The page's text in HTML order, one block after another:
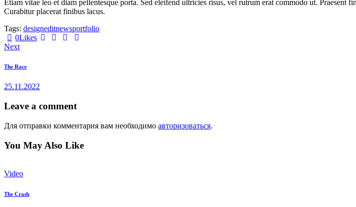
Etiam vitae leo et diam pellentesque porta. Sed eleifend ultricies risus, vel rutrum erat commodo ut. Praesent
Curabitur placerat finibus lacus.
Tags: designeditnewsportfolio
0Likes
Навигация
по
Next
The Race
25.11.2022
Leave a comment
Для отправки комментария вам необходимо авторизоваться.
You May Also Like
Video
The Crash